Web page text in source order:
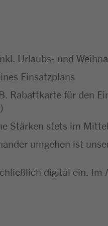
Urlaubs- und
Einsatzplans
Rabattkarte für den
Stärken stets im
umgehen ist
digital ein. Im